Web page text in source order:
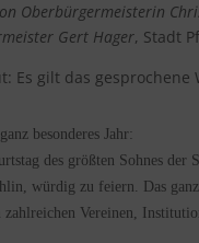
Oberbürgermeisterin
Gert Hager, Stadt
Es gilt das gesprochene
besonderes Jahr:
des größten Sohnes der
würdig zu feiern. Das
zahlreichen Vereinen,